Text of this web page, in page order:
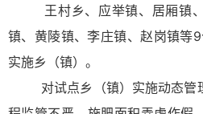
王村乡、应举镇、居厢镇、
镇、黄陵镇、李庄镇、赵岗镇等
实施乡（镇）。
对试点乡（镇）实施动态管